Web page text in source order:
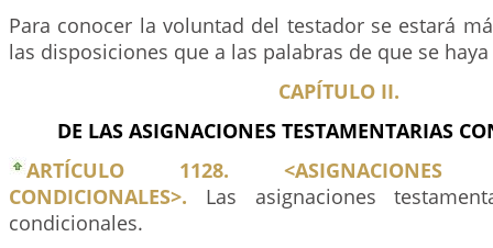
Para conocer la voluntad del testador se estará
las disposiciones que a las palabras de que se
CAPÍTULO II.
DE LAS ASIGNACIONES TESTAMENTARIAS
ARTÍCULO 1128. <ASIGNACIONES
CONDICIONALES>. Las asignaciones
condicionales.